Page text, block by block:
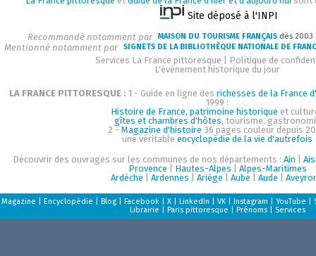
Site déposé à l'INPI
Recommandé notamment par MAISON DU TOURISME FRANÇAIS dès
Mentionné notamment par SIGNETS DE LA BIBLIOTHÈQUE NATIONALE DE
Services La France pittoresque
Politique de
L'événement historique du jour
LA FRANCE PITTORESQUE : 1 - Guide en ligne des richesses de la France
1999 :
Histoire de France, patrimoine historique et
gîtes et chambres d'hôtes, tourisme,
2 - Magazine d'histoire 36 pages couleur depuis
une véritable encyclopédie de la vie d'autrefois
Découvrir des ouvrages sur les communes de nos départements : Ain
Provence
Hautes-Alpes
Alpes-Maritimes
Ardèche
Ardennes Ariège Aube Aude
Magazine Encyclopédie Blog| Facebook| X| LinkedIn VK| Instagram YouTube
Librairie
Paris pittoresque Prénoms| Services